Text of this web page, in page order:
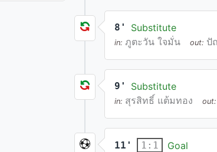
8' Substitute
in: ภูตะวัน ใจมั่น out: ปั
9' Substitute
in: สุรสิทธิ์ แต้มทอง out:
11' 1:1
Goal